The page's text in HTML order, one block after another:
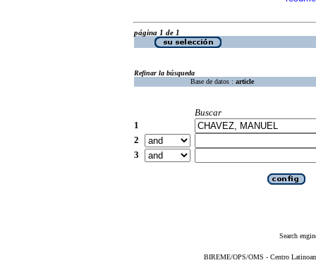
página 1 de 1
Refinar la búsqueda
Base de datos : article
Buscar
1
2
3
Search
BIREME/OPS/OMS - Centro